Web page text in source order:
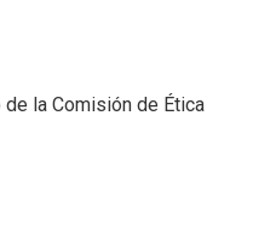
de la Comisión de Ética